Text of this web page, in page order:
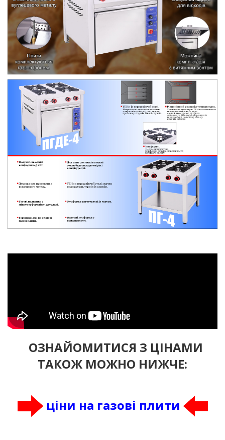
ОЗНАЙОМИТИСЯ З ЦIНАМИ
ТАКОЖ МОЖНО НИЖЧЕ:
цiни на газовi плити